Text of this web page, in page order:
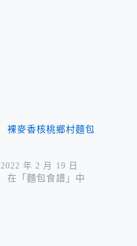
裸麥香核桃鄉村麵包
2022 年 2 月 19 日
在「麵包食譜」中